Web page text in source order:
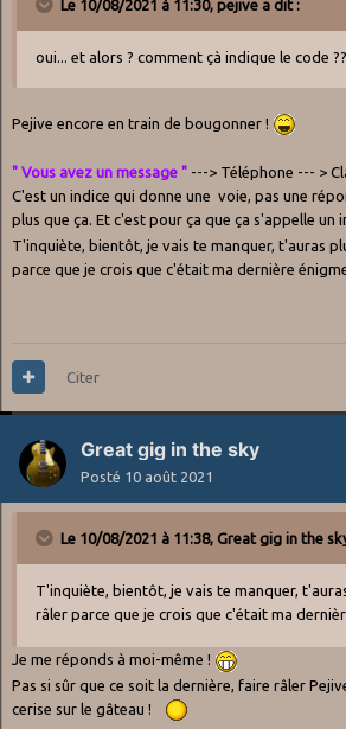
Le 10/08/2021 à 11:30, pejive a dit :
oui... et alors ? comment çà indique le code
Pejive encore en train de bougonner !
" Vous avez un message " ---> Téléphone --- >
C'est un indice qui donne une voie, pas une
plus que ça. Et c'est pour ça que ça s'appelle un
T'inquiète, bientôt, je vais te manquer, t'auras
parce que je crois que c'était ma dernière
Citer
Great gig in the sky
Posté 10 août 2021
Le 10/08/2021 à 11:38, Great gig in the
T'inquiète, bientôt, je vais te manquer,
râler parce que je crois que c'était ma
Je me réponds à moi-même !
Pas si sûr que ce soit la dernière, faire râler
cerise sur le gâteau !